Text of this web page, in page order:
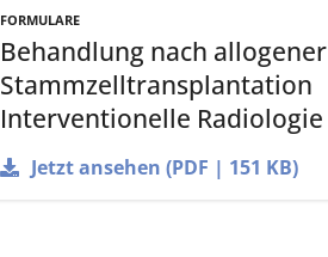
FORMULARE
Behandlung nach allogener
Stammzelltransplantation
Interventionelle Radiologie
Jetzt ansehen (PDF | 151 KB)